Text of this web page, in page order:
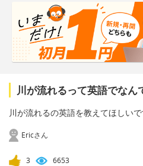
川が流れるって英語でなん
川が流れるの英語を教えてほしい
Ericさん
3 6653